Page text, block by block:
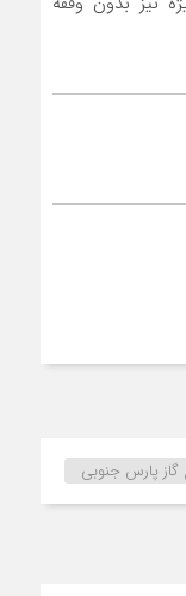
پارس جنوبی